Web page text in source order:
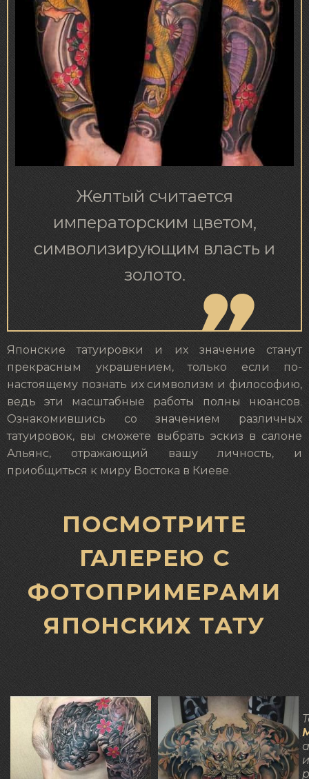
Желтый считается
императорским цветом,
символизирующим власть и
золото.
Японские татуировки и их значение станут
прекрасным украшением, только если по-
настоящему познать их символизм и философию,
ведь эти масштабные работы полны нюансов.
Ознакомившись со значением различных
татуировок, вы сможете выбрать эскиз в салоне
Альянс, отражающий вашу личность, и
приобщиться к миру Востока в Киеве.
ПОСМОТРИТЕ
ГАЛЕРЕЮ С
ФОТОПРИМЕРАМИ
ЯПОНСКИХ ТАТУ
и